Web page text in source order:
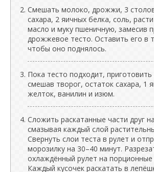
Смешать молоко, дрожжи, 3
сахара, 2 яичных белка, соль,
масло и муку пшеничную, замесив
дрожжевое тесто. Оставить его в
чтобы оно поднялось.
Пока тесто подходит, приготовить
смешав творог, остаток сахара, 1
желток, ванилин и изюм.
Сложить раскатанные части друг
смазывая каждый слой
Свернуть слои теста в рулет и
морозилку на 30–40 минут.
охлаждённый рулет на порционные
Каждый кусочек раскатать в